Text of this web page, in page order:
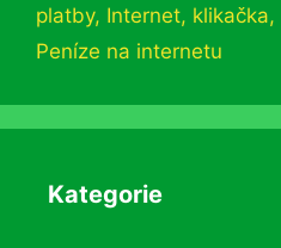
platby, Internet, klikačka,
Peníze na internetu
Kategorie